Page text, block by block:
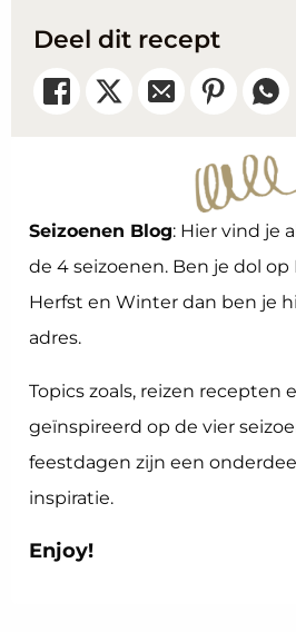
Deel dit recept
Seizoenen Blog: Hier vind je
de 4 seizoenen. Ben je dol op
Herfst en Winter dan ben je
adres.
Topics zoals, reizen recepten
geïnspireerd op de vier
feestdagen zijn een
inspiratie.
Enjoy!